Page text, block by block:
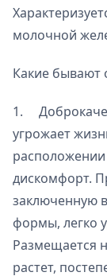
молочной
Какие бывают
1.
угрожает
дискомфорт.
заключенную
формы, легко
Размещается
растет,